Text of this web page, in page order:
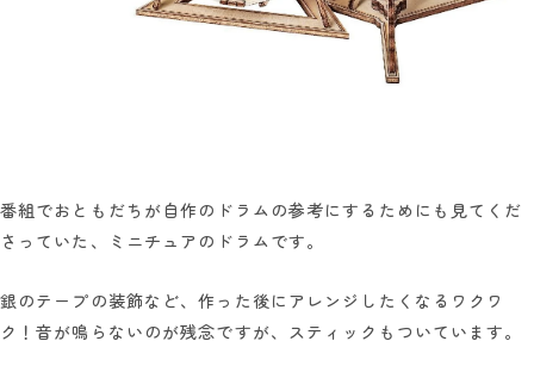
番組でおともだちが自作のドラムの参考にするためにも見てくだ
さっていた、ミニチュアのドラムです。
銀のテープの装飾など、作った後にアレンジしたくなるワクワ
ク！音が鳴らないのが残念ですが、スティックもついています。